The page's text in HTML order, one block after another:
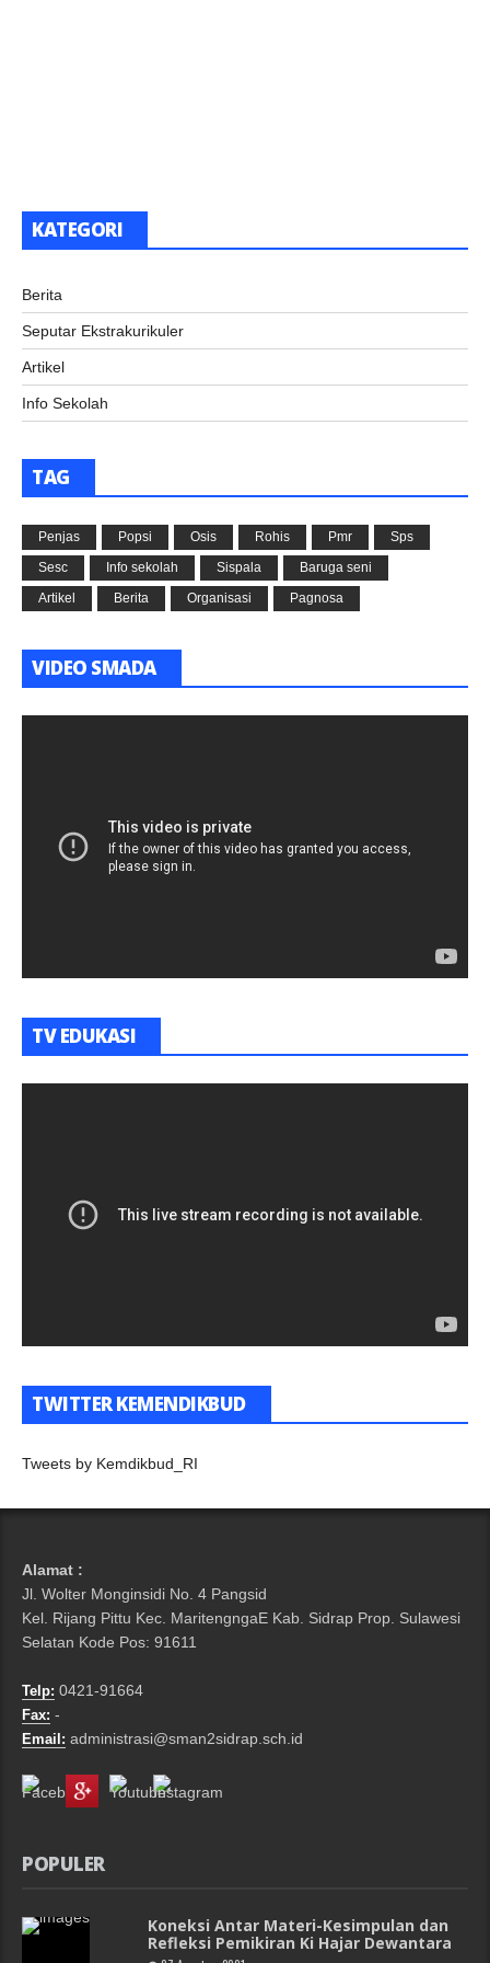
KATEGORI
Berita
Seputar Ekstrakurikuler
Artikel
Info Sekolah
TAG
Penjas Popsi Osis Rohis Pmr
Sps
Sesc
Info sekolah Sispala
Baruga seni
Artikel
Berita Organisasi Pagnosa
VIDEO SMADA
TV EDUKASI
TWITTER KEMENDIKBUD
Tweets by Kemdikbud_RI
Alamat :
Jl. Wolter Monginsidi No. 4 Pangsid
Kel. Rijang Pittu Kec. MaritengngaE Kab. Sidrap Prop. Sulawesi
Selatan Kode Pos: 91611
Telp: 0421-91664
Fax: -
Email: administrasi@sman2sidrap.sch.id
POPULER
Koneksi Antar Materi-Kesimpulan dan
Refleksi Pemikiran Ki Hajar Dewantara